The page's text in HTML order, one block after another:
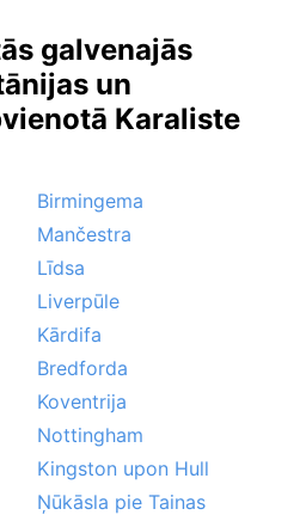
galvenajās
un
Karaliste
Birmingema
Mančestra
Līdsa
Liverpūle
Kārdifa
Bredforda
Koventrija
Nottingham
Kingston upon Hull
Ņūkāsla pie Tainas